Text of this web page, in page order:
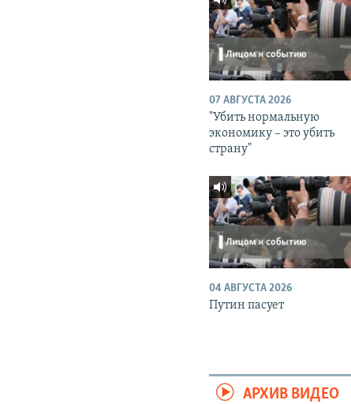
07 АВГУСТА 2026
"Убить нормальную
экономику – это убить
страну"
04 АВГУСТА 2026
Путин пасует
АРХИВ ВИДЕО